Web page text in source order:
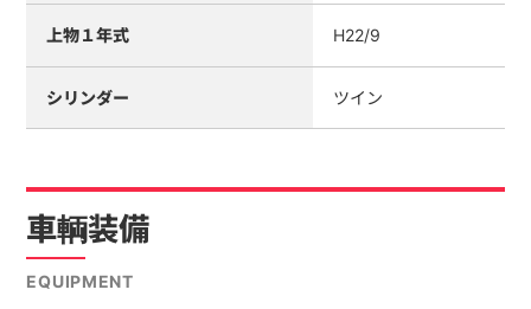
上物１年式 H22/9
シリンダー ツイン
車輌装備
EQUIPMENT